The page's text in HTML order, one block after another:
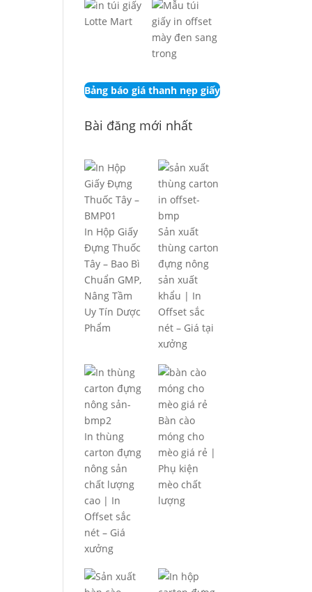
Bảng báo giá thanh nẹp giấy
Bài đăng mới nhất
In Hộp Giấy
Đựng Thuốc
Tây – Bao Bì
Chuẩn GMP,
Nâng Tầm
Uy Tín Dược
Phẩm
Sản xuất
thùng carton
đựng nông
sản xuất
khẩu | In
Offset sắc
nét – Giá tại
xưởng
In thùng
carton đựng
nông sản
chất lượng
cao | In
Offset sắc
nét – Giá
xưởng
Bàn cào
móng cho
mèo giá rẻ |
Phụ kiện
mèo chất
lượng